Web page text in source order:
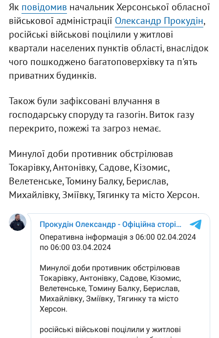
Як повідомив начальник Херсонської обласної
військової адміністрації Олександр Прокудін,
російські військові поцілили у житлові
квартали населених пунктів області, внаслідок
чого пошкоджено багатоповерхівку та п'ять
приватних будинків.
Також були зафіксовані влучання в
господарську споруду та газогін. Виток газу
перекрито, пожежі та загроз немає.
Минулої доби противник обстрілював
Токарівку, Антонівку, Садове, Кізомис,
Велетенське, Томину Балку, Берислав,
Михайлівку, Зміївку, Тягинку та місто Херсон.